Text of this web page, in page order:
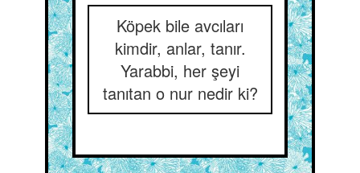
Köpek bile avcıları
kimdir, anlar, tanır.
Yarabbi, her şeyi
tanıtan o nur nedir ki?